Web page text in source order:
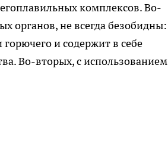
комплексов. Во-
органов, не всегда безобидны:
и содержит в себе
Во-вторых, с использованием